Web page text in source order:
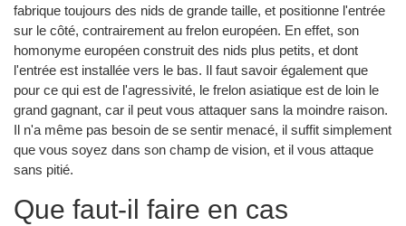
fabrique toujours des nids de grande taille, et positionne l'entrée
sur le côté, contrairement au frelon européen. En effet, son
homonyme européen construit des nids plus petits, et dont
l'entrée est installée vers le bas. Il faut savoir également que
pour ce qui est de l'agressivité, le frelon asiatique est de loin le
grand gagnant, car il peut vous attaquer sans la moindre raison.
Il n'a même pas besoin de se sentir menacé, il suffit simplement
que vous soyez dans son champ de vision, et il vous attaque
sans pitié.
Que faut-il faire en cas